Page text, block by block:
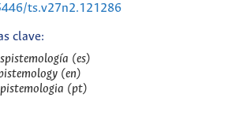
ts.v27n2.121286
clave:
(es)
(en)
(pt)